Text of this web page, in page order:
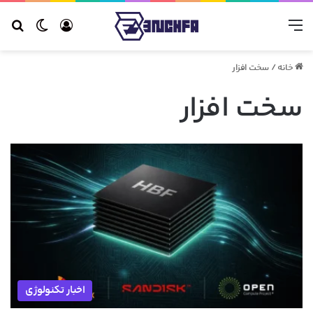
ورود منو
خانه / سخت افزار
سخت افزار
اخبار تکنولوژی